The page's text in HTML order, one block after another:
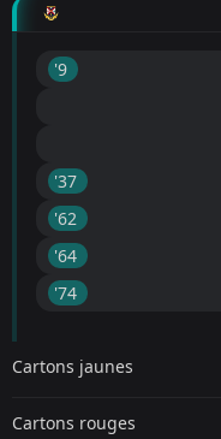
'9 ︎
'37 ︎
'62 ︎
'64 ︎
'74 ︎
Cartons jaunes
Cartons rouges